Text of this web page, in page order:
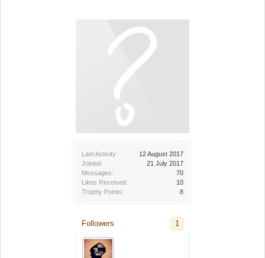
Last Activity:
12 August 2017
Joined:
21 July 2017
Messages:
70
Likes Received:
10
Trophy Points:
8
Followers 1